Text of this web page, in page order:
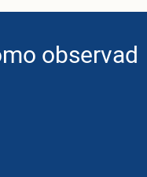
observador